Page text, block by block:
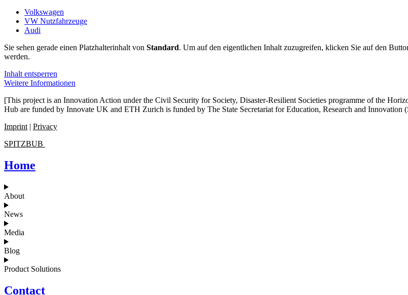
Volkswagen
VW Nutzfahrzeuge
Audi
Sie sehen gerade einen Platzhalterinhalt von Standard. Um auf den eigentlichen Inhalt zuzugreifen, klicken Sie auf den
werden.
Inhalt entsperren
Weitere Informationen
[This project is an Innovation Action under the Civil Security for Society, Disaster-Resilient Societies programme of the
Hub are funded by Innovate UK and ETH Zurich is funded by The State Secretariat for Education, Research and Innovation
Imprint | Privacy
SPITZBUB
Home
About
News
Media
Blog
Product Solutions
Contact